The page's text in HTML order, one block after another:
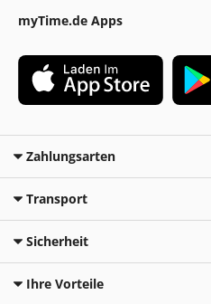
myTime.de Apps
Zahlungsarten
Transport
Sicherheit
Ihre Vorteile